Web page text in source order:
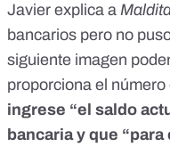
Javier explica a
bancarios pero no
siguiente imagen
proporciona el número
ingrese “el saldo
bancaria y que